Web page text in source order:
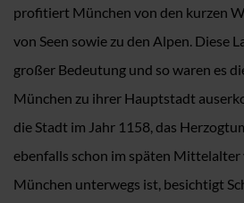
profitiert München von den kurzen
von Seen sowie zu den Alpen. Diese
großer Bedeutung und so waren es
München zu ihrer Hauptstadt
die Stadt im Jahr 1158, das
ebenfalls schon im späten
München unterwegs ist, besichtigt